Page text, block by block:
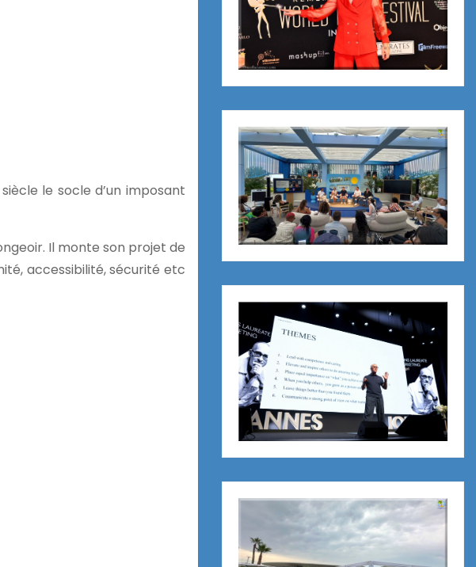
le socle d’un imposant
Il monte son projet de
accessibilité, sécurité etc